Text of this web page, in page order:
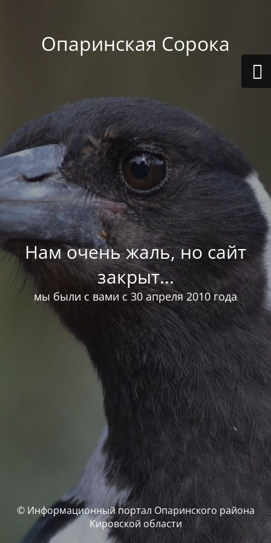
Опаринская Сорока
Нам очень жаль, но сайт
закрыт...
мы были с вами с 30 апреля 2010 года
© Информационный портал Опаринского района
Кировской области